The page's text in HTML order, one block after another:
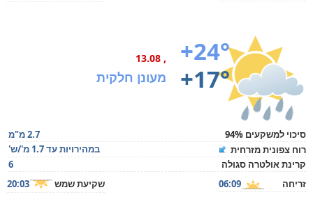
+24°
+17°
, 13.08
מעונן חלקית
סיכוי למשקעים 94%
2.7 מ"מ
רוח צפונית מזרחית
במהירויות עד 1.7 מ'/ש'
קרינת אולטרה סגולה
6
זריחה
06:09 שקיעת שמש 20:03